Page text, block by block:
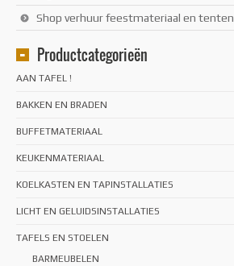
Shop verhuur feestmateriaal en tenten
Productcategorieën
AAN TAFEL !
BAKKEN EN BRADEN
BUFFETMATERIAAL
KEUKENMATERIAAL
KOELKASTEN EN TAPINSTALLATIES
LICHT EN GELUIDSINSTALLATIES
TAFELS EN STOELEN
BARMEUBELEN